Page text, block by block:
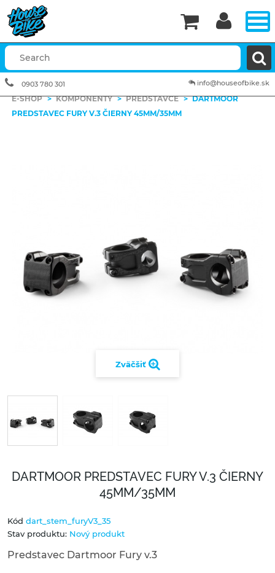
E-SHOP > KOMPONENTY > PREDSTAVCE > DARTMOOR
PREDSTAVEC FURY V.3 ČIERNY 45MM/35MM
Zväčšiť
DARTMOOR PREDSTAVEC FURY V.3 ČIERNY
45MM/35MM
Kód dart_stem_furyV3_35
Stav produktu: Nový produkt
Predstavec Dartmoor Fury v.3


info@houseofbike.sk
0903 780 301